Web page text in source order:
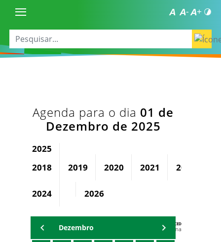
Agenda para o dia 01 de
Dezembro de 2025
2025
2018
2019 2020 2021 2022
2024 2026
AGENDA DA CODED/CED
Vagna Lima
Dezembro